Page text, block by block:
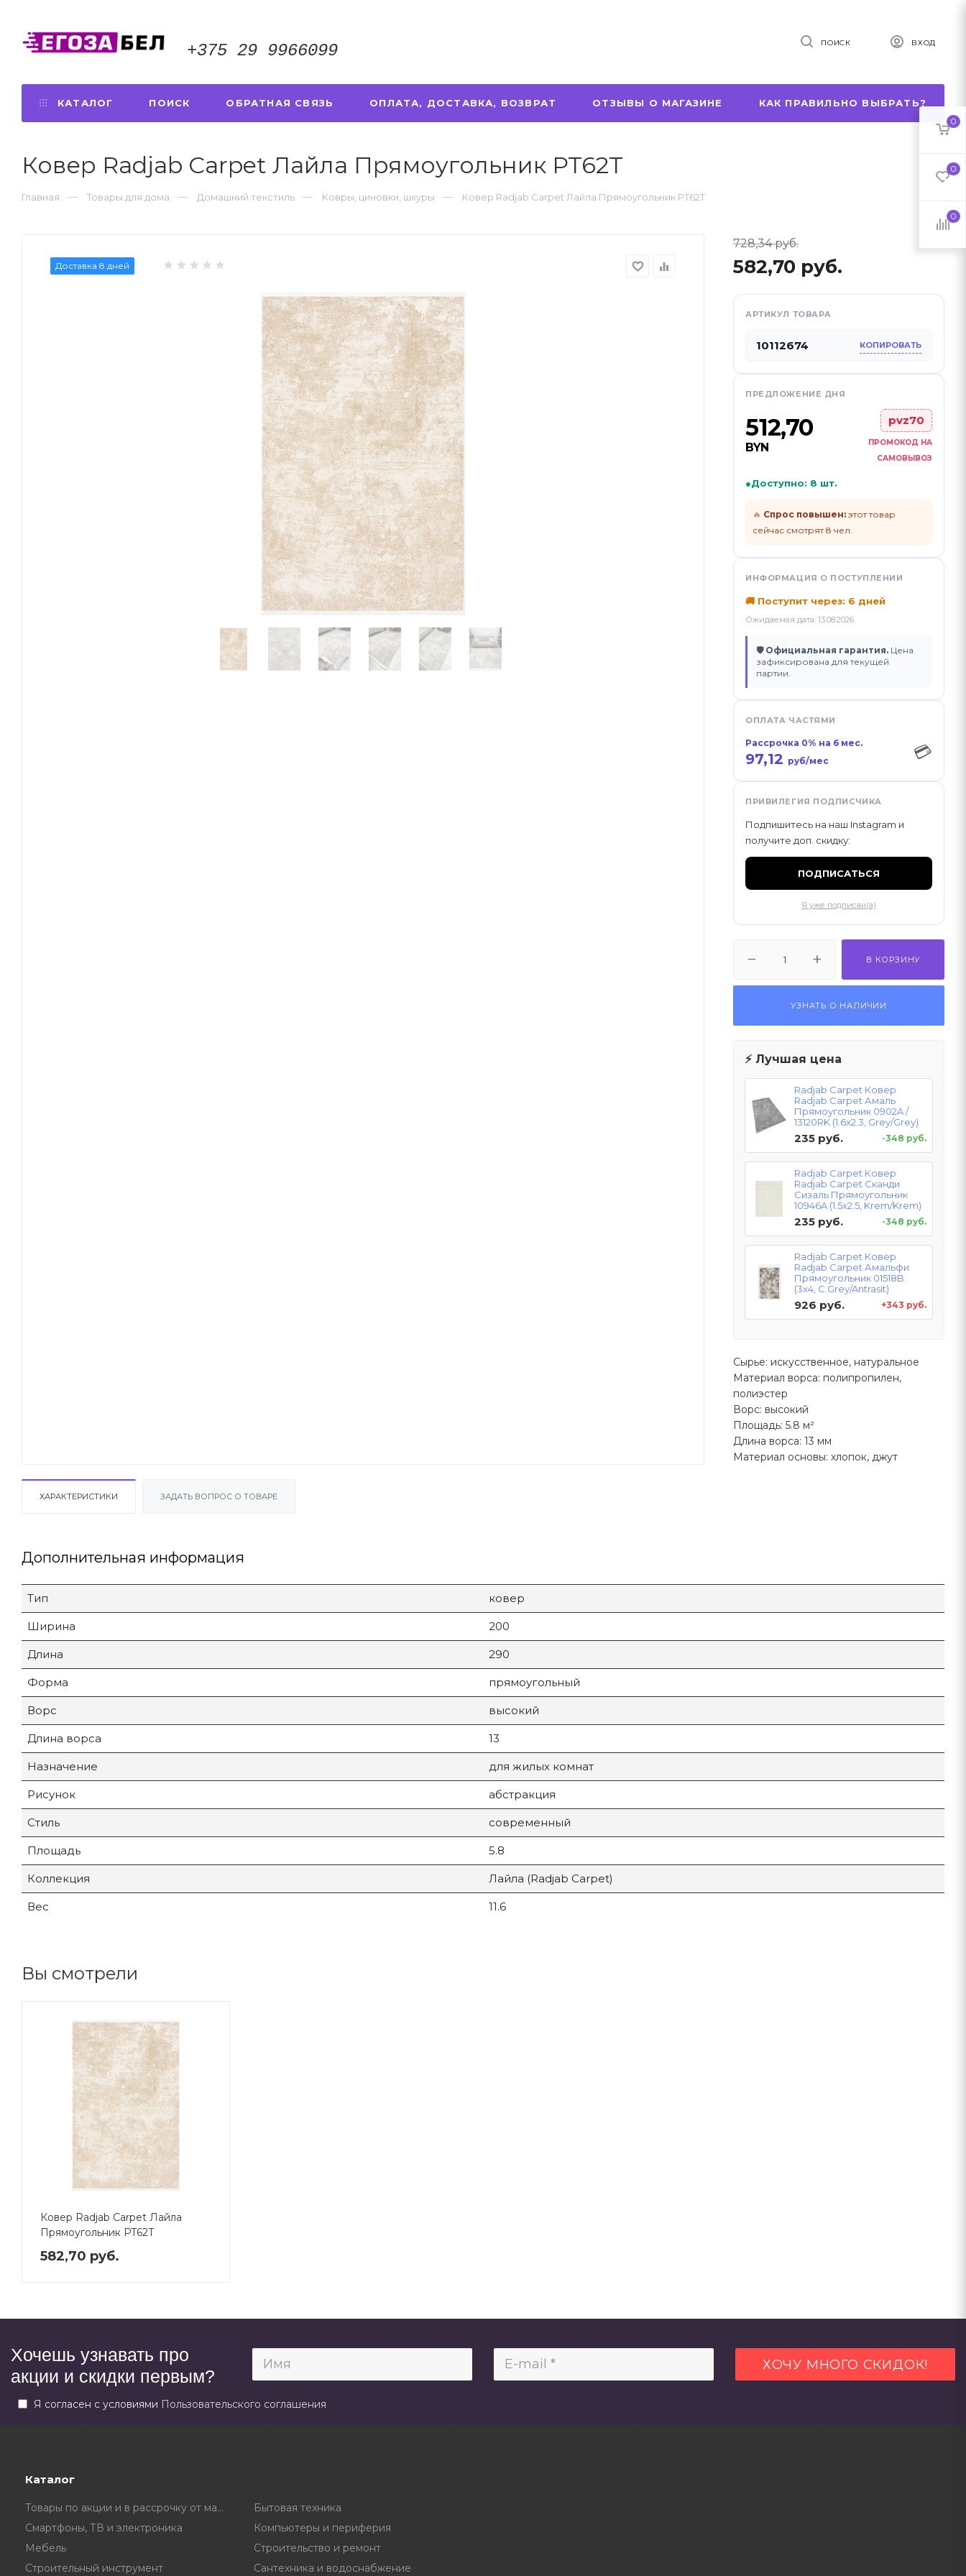
+375 29 9966099 ПОИСК ВХОД
КАТАЛОГ ПОИСК ОБРАТНАЯ СВЯЗЬ ОПЛАТА, ДОСТАВКА, ВОЗВРАТ ОТЗЫВЫ О МАГАЗИНЕ КАК ПРАВИЛЬНО ВЫБРАТЬ?
0
0
0
Ковер Radjab Carpet Лайла Прямоугольник PT62T
Главная Товары для дома Домашний текстиль Ковры, циновки, шкуры Ковер Radjab Carpet Лайла Прямоугольник PT62T
Доставка 8 дней favorite_border equalizer
728,34руб.
582,70 руб.
АРТИКУЛ ТОВАРА
10112674 КОПИРОВАТЬ
ПРЕДЛОЖЕНИЕ ДНЯ
512,70
BYN
pvz70
ПРОМОКОД НА
САМОВЫВОЗ
●Доступно: 8 шт.
🔥 Спрос повышен: этот товар
сейчас смотрят 8 чел.
ИНФОРМАЦИЯ О ПОСТУПЛЕНИИ
🚚 Поступит через: 6 дней
Ожидаемая дата: 13.08.2026
🛡 Официальная гарантия. Цена
зафиксирована для текущей
партии.
ОПЛАТА ЧАСТЯМИ
Рассрочка 0% на 6 мес.
97,12 руб/мес 💳
ПРИВИЛЕГИЯ ПОДПИСЧИКА
Подпишитесь на наш Instagram и
получите доп. скидку:
ПОДПИСАТЬСЯ
Я уже подписан(а)
В КОРЗИНУ
УЗНАТЬ О НАЛИЧИИ
⚡ Лучшая цена
Radjab Carpet Ковер
Radjab Carpet Амаль
Прямоугольник 0902A /
13120RK (1.6x2.3, Grey/Grey)
235 руб. -348 руб.
Radjab Carpet Ковер
Radjab Carpet Сканди
Сизаль Прямоугольник
10946A (1.5x2.5, Krem/Krem)
235 руб. -348 руб.
Radjab Carpet Ковер
Radjab Carpet Амальфи
Прямоугольник 01518B
(3x4, C.Grey/Antrasit)
926 руб. +343 руб.
Сырье: искусственное, натуральное
Материал ворса: полипропилен,
полиэстер
Ворс: высокий
Площадь: 5.8 м²
Длина ворса: 13 мм
Материал основы: хлопок, джут
ХАРАКТЕРИСТИКИ ЗАДАТЬ ВОПРОС О ТОВАРЕ
Дополнительная информация
Тип ковер
Ширина 200
Длина 290
Форма прямоугольный
Ворс высокий
Длина ворса 13
Назначение для жилых комнат
Рисунок абстракция
Стиль современный
Площадь 5.8
Коллекция Лайла (Radjab Carpet)
Вес 11.6
Вы смотрели
Ковер Radjab Carpet Лайла
Прямоугольник PT62T
582,70 руб.
Хочешь узнавать про
акции и скидки первым?
Я согласен с условиями Пользовательского соглашения
Каталог
Товары по акции и в рассрочку от магазина
Бытовая техника
Смартфоны, ТВ и электроника
Компьютеры и периферия
Мебель
Строительство и ремонт
Строительный инструмент
Сантехника и водоснабжение